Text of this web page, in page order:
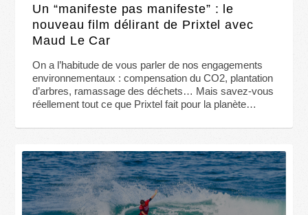
Un “manifeste pas manifeste” : le
nouveau film délirant de Prixtel avec
Maud Le Car
On a l’habitude de vous parler de nos engagements
environnementaux : compensation du CO2, plantation
d’arbres, ramassage des déchets… Mais savez-vous
réellement tout ce que Prixtel fait pour la planète…